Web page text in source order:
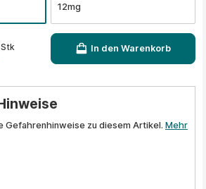
12mg
Wert ein oder benutze die Schaltflächen um die
Stk In den Warenkorb
Gefahrenhinweise zu diesem Artikel. Mehr